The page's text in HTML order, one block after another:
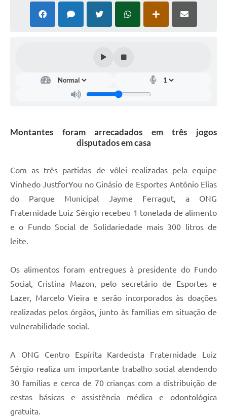
Associação dos Servidores Públicos Municipais de
Vinhedo
Arquivos para Download
Contas Públicas
Links Úteis
Montantes foram arrecadados em três jogos
disputados em casa
Com as três partidas de vôlei realizadas pela equipe
Vinhedo JustforYou no Ginásio de Esportes Antônio Elias
do Parque Municipal Jayme Ferragut, a ONG
Fraternidade Luiz Sérgio recebeu 1 tonelada de alimento
e o Fundo Social de Solidariedade mais 300 litros de
leite.
Os alimentos foram entregues à presidente do Fundo
Social, Cristina Mazon, pelo secretário de Esportes e
Lazer, Marcelo Vieira e serão incorporados às doações
realizadas pelos órgãos, junto às famílias em situação de
vulnerabilidade social.
A ONG Centro Espírita Kardecista Fraternidade Luiz
Sérgio realiza um importante trabalho social atendendo
30 famílias e cerca de 70 crianças com a distribuição de
cestas básicas e assistência médica e odontológica
gratuita.